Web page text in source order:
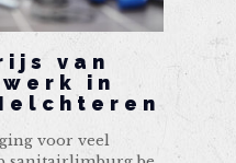
van
in
voor veel